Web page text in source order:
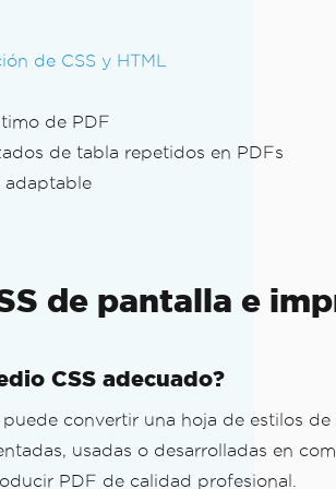
de CSS y HTML
de PDF
de tabla repetidos en PDFs
adaptable
de pantalla e
CSS adecuado?
convertir una hoja de estilos
usadas o desarrolladas en
PDF de calidad profesional.